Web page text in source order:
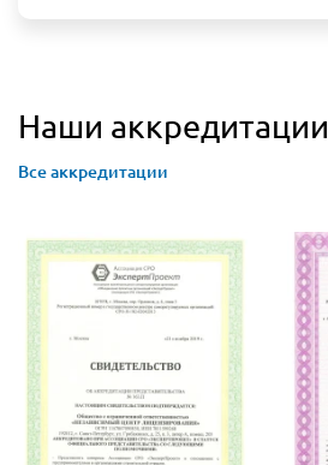
Наши аккредитации
Все аккредитации